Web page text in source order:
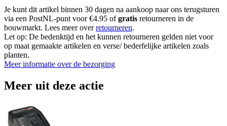
Je kunt dit artikel binnen 30 dagen na aankoop naar ons terugsturen
via een PostNL-punt voor €4.95 ofgratis retourneren in de
bouwmarkt. Lees meer overretourneren.
Let op: De bedenktijd en het kunnen retourneren gelden niet voor
op maat gemaakte artikelen en verse/ bederfelijke artikelen zoals
planten.
Meer informatie over de bezorging
Meer uit deze actie